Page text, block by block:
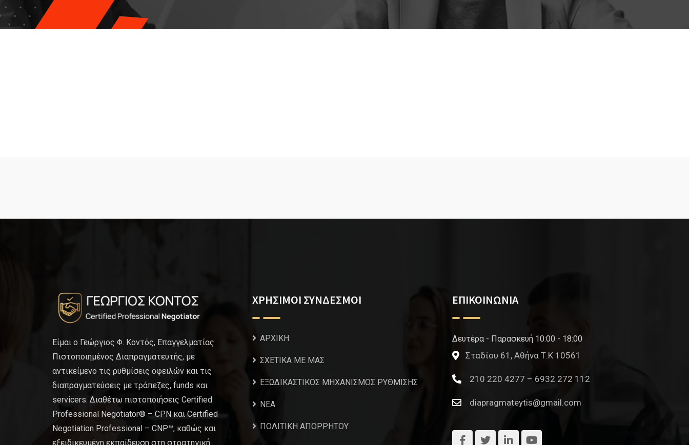
Είμαι ο Γεώργιος Φ. Κοντός, Επαγγελματίας
Πιστοποιημένος Διαπραγματευτής, με
αντικείμενο τις ρυθμίσεις οφειλών και τις
διαπραγματεύσεις με τράπεζες, funds και
servicers. Διαθέτω πιστοποιήσεις Certified
Professional Negotiator® – CPN και Certified
Negotiation Professional – CNP™, καθώς και
εξειδικευμένη εκπαίδευση στη στρατηγική
ΧΡΗΣΙΜΟΙ ΣΥΝΔΕΣΜΟΙ
ΑΡΧΙΚΗ
ΣΧΕΤΙΚΑ ΜΕ ΜΑΣ
ΕΞΩΔΙΚΑΣΤΙΚΟΣ ΜΗΧΑΝΙΣΜΟΣ ΡΥΘΜΙΣΗΣ
NEA
ΠΟΛΙΤΙΚΗ ΑΠΟΡΡΗΤΟΥ
ΕΠΙΚΟΙΝΩΝΙΑ
Δευτέρα - Παρασκευή 10:00 - 18:00
Σταδίου 61, Αθήνα Τ.Κ 10561
210 220 4277 – 6932 272 112
diapragmateytis@gmail.com